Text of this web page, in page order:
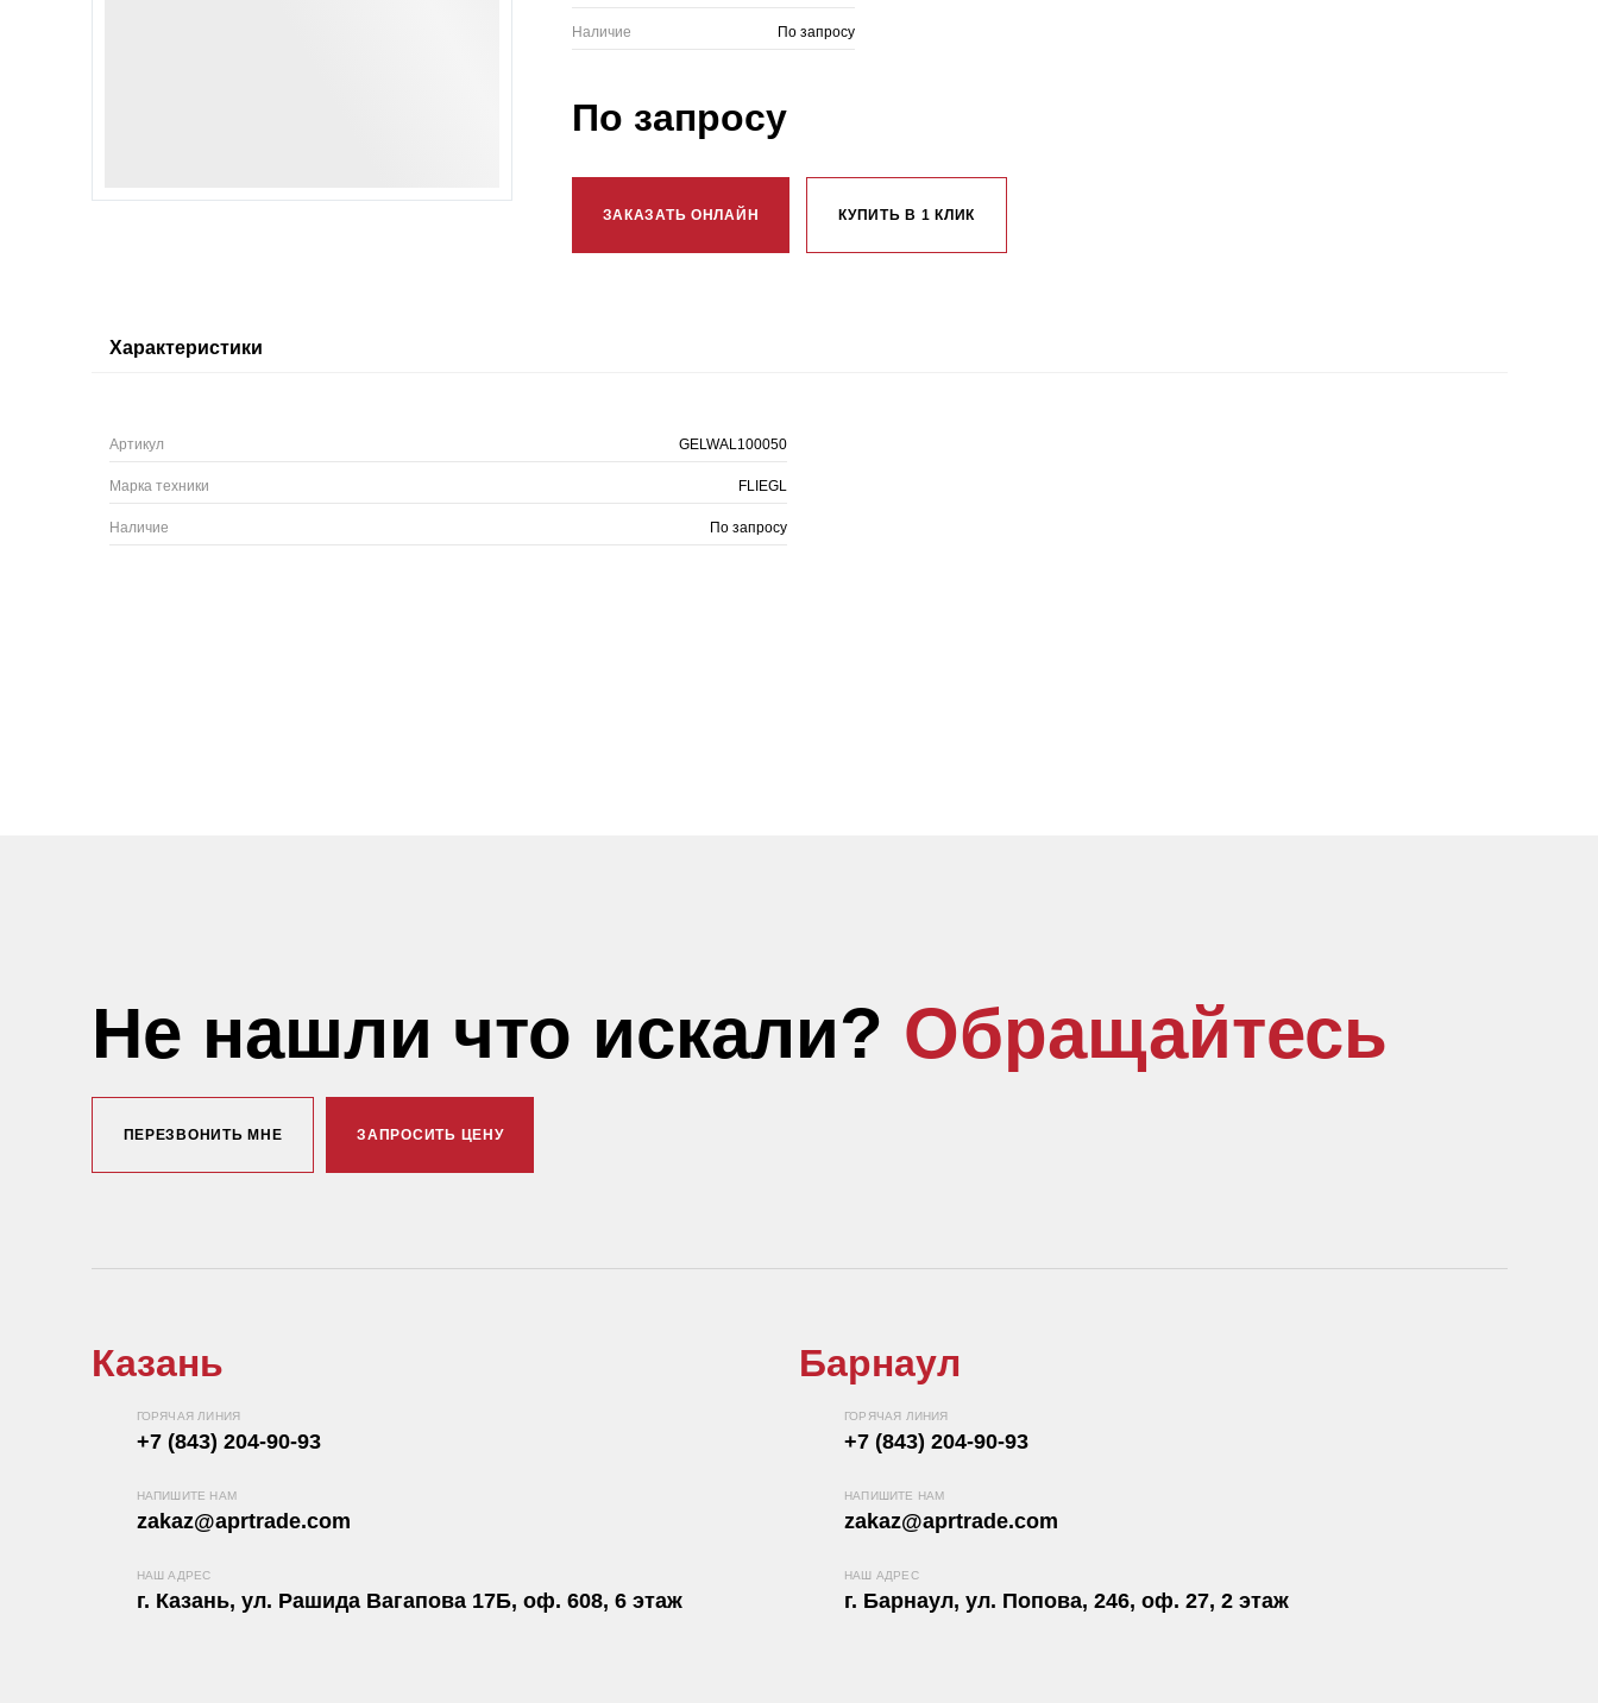
Наличие По запросу
По запросу
ЗАКАЗАТЬ ОНЛАЙН КУПИТЬ В 1 КЛИК
Характеристики
Артикул GELWAL100050
Марка техники FLIEGL
Наличие По запросу
Не нашли что искали? Обращайтесь
ПЕРЕЗВОНИТЬ МНЕ ЗАПРОСИТЬ ЦЕНУ
Казань
ГОРЯЧАЯ ЛИНИЯ
+7 (843) 204-90-93
НАПИШИТЕ НАМ
zakaz@aprtrade.com
НАШ АДРЕС
г. Казань, ул. Рашида Вагапова 17Б, оф. 608, 6 этаж
Барнаул
ГОРЯЧАЯ ЛИНИЯ
+7 (843) 204-90-93
НАПИШИТЕ НАМ
zakaz@aprtrade.com
НАШ АДРЕС
г. Барнаул, ул. Попова, 246, оф. 27, 2 этаж